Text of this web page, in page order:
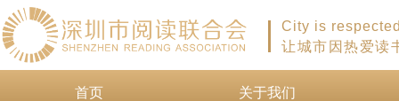
首页 关于我们
City is
让城市因热爱读